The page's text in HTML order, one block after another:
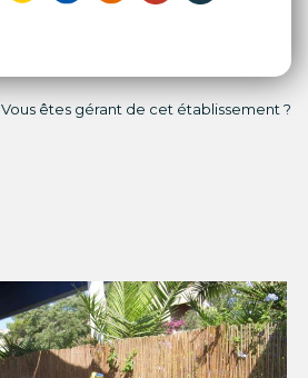
Vous êtes gérant de cet établissement ?